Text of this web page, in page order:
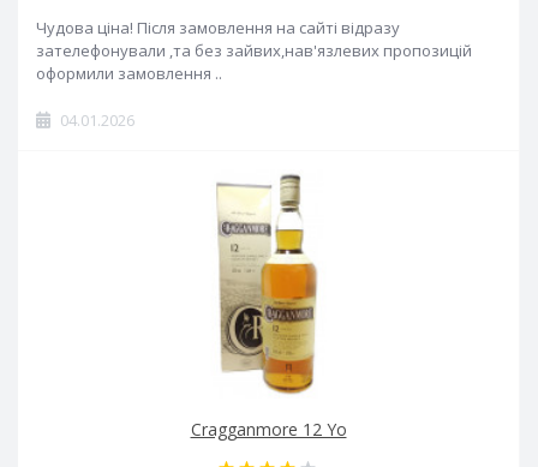
Чудова ціна! Після замовлення на сайті відразу
зателефонували ,та без зайвих,нав'язлевих пропозицій
оформили замовлення ..
04.01.2026
Cragganmore 12 Yo